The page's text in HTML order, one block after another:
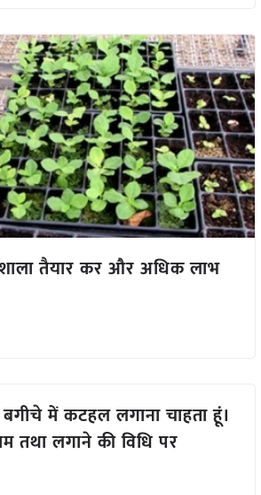
तैयार कर और अधिक लाभ
में कटहल लगाना चाहता हूं।
तथा लगाने की विधि पर